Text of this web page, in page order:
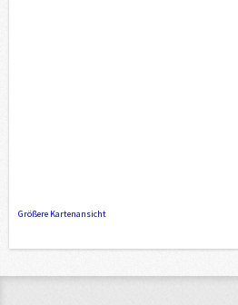
Größere Kartenansicht